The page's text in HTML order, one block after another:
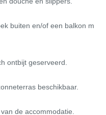
buiten en/of een balkon m
ontbijt geserveerd.
beschikbaar.
de accommodatie.